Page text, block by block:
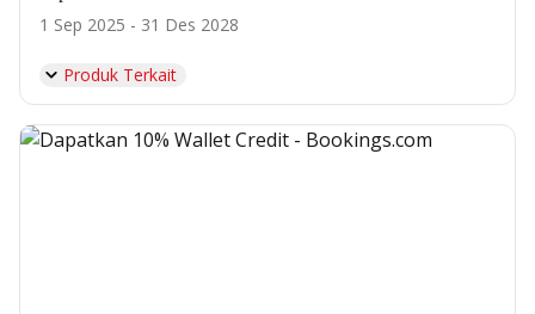
1 Sep 2025 - 31 Des 2028
Produk Terkait